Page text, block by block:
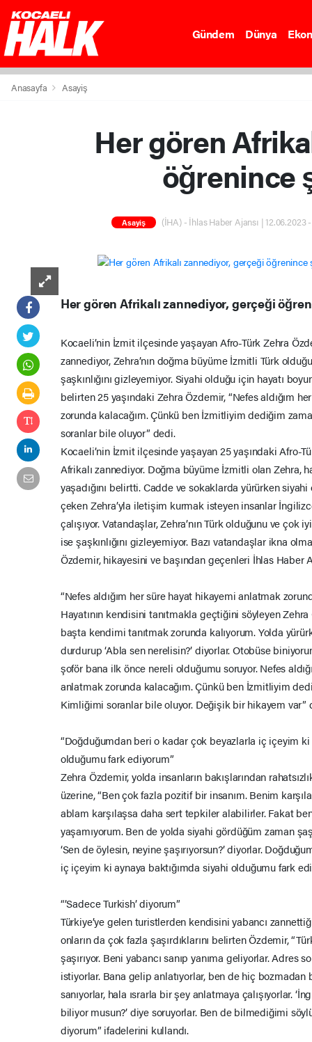
Gündem Dünya
Anasayfa Asayiş
Her gören
öğrenince
Asayiş (İHA) - İhlas Haber Ajansı | 12.06.2023
Her gören Afrikalı zannediyor, gerçeği
Kocaeli’nin İzmit ilçesinde yaşayan Afro-Türk Zehra
zannediyor, Zehra’nın doğma büyüme İzmitli Türk
şaşkınlığını gizleyemiyor. Siyahi olduğu için hayatı
belirten 25 yaşındaki Zehra Özdemir, “Nefes aldığım
zorunda kalacağım. Çünkü ben İzmitliyim dediğim
soranlar bile oluyor” dedi.
Kocaeli’nin İzmit ilçesinde yaşayan 25 yaşındaki Afro-
Afrikalı zannediyor. Doğma büyüme İzmitli olan Zehra,
yaşadığını belirtti. Cadde ve sokaklarda yürürken
çeken Zehra’yla iletişim kurmak isteyen insanlar
çalışıyor. Vatandaşlar, Zehra’nın Türk olduğunu ve
ise şaşkınlığını gizleyemiyor. Bazı vatandaşlar ikna
Özdemir, hikayesini ve başından geçenleri İhlas Haber
“Nefes aldığım her süre hayat hikayemi anlatmak
Hayatının kendisini tanıtmakla geçtiğini söyleyen
başta kendimi tanıtmak zorunda kalıyorum. Yolda
durdurup ‘Abla sen nerelisin?’ diyorlar. Otobüse
şoför bana ilk önce nereli olduğumu soruyor. Nefes
anlatmak zorunda kalacağım. Çünkü ben İzmitliyim
Kimliğimi soranlar bile oluyor. Değişik bir hikayem var”
“Doğduğumdan beri o kadar çok beyazlarla iç içeyim ki
olduğumu fark ediyorum”
Zehra Özdemir, yolda insanların bakışlarından
üzerine, “Ben çok fazla pozitif bir insanım. Benim
ablam karşılaşsa daha sert tepkiler alabilirler. Fakat
yaşamıyorum. Ben de yolda siyahi gördüğüm zaman
‘Sen de öylesin, neyine şaşırıyorsun?’ diyorlar.
iç içeyim ki aynaya baktığımda siyahi olduğumu fark
“’Sadece Turkish’ diyorum”
Türkiye’ye gelen turistlerden kendisini yabancı
onların da çok fazla şaşırdıklarını belirten Özdemir,
şaşırıyor. Beni yabancı sanıp yanıma geliyorlar. Adres
istiyorlar. Bana gelip anlatıyorlar, ben de hiç
sanıyorlar, hala ısrarla bir şey anlatmaya çalışıyorlar.
biliyor musun?’ diye soruyorlar. Ben de bilmediğimi
diyorum” ifadelerini kullandı.